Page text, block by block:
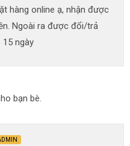
hàng online ạ, nhận được
Ngoài ra được đổi/trả
ngày
bạn bè.